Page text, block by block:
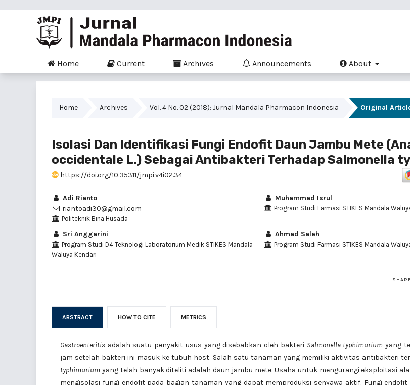
Home Current Archives Announcements About
Home Archives Vol. 4 No. 02 (2018): Jurnal Mandala Pharmacon Indonesia Original
Isolasi Dan Identifikasi Fungi Endofit Daun Jambu Mete
occidentale L.) Sebagai Antibakteri Terhadap Salmonella
https://doi.org/10.35311/jmpi.v4i02.34
Adi Rianto
riantoadi30@gmail.com
Politeknik Bina Husada
Muhammad Isrul
Program Studi Farmasi STIKES Mandala
Sri Anggarini
Program Studi D4 Teknologi Laboratorium Medik STIKES Mandala
Waluya Kendari
Ahmad Saleh
Program Studi Farmasi STIKES Mandala
SHARE
ABSTRACT HOW TO CITE METRICS
Gastroenteritis adalah suatu penyakit usus yang disebabkan oleh bakteri Salmonella typhimurium yang
jam setelah bakteri ini masuk ke tubuh host. Salah satu tanaman yang memiliki aktivitas antibakteri
typhimurium yang telah banyak diteliti adalah daun jambu mete. Usaha untuk mengurangi eksploitasi
mengisolasi fungi endofit pada bagian tanaman yang dapat memproduksi senyawa aktif. Fungi